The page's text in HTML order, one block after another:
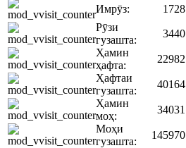
Имрӯз:
1728
Рӯзи
гузашта:
3440
Ҳамин
ҳафта:
22982
Ҳафтаи
гузашта:
40164
Ҳамин
моҳ:
34031
Моҳи
гузашта:
145970